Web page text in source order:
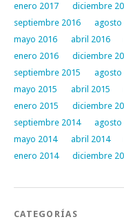
enero 2017
diciembre
septiembre 2016
agosto
mayo 2016
abril 2016
enero 2016
diciembre
septiembre 2015
agosto
mayo 2015
abril 2015
enero 2015
diciembre
septiembre 2014
agosto
mayo 2014
abril 2014
enero 2014
diciembre
CATEGORÍAS